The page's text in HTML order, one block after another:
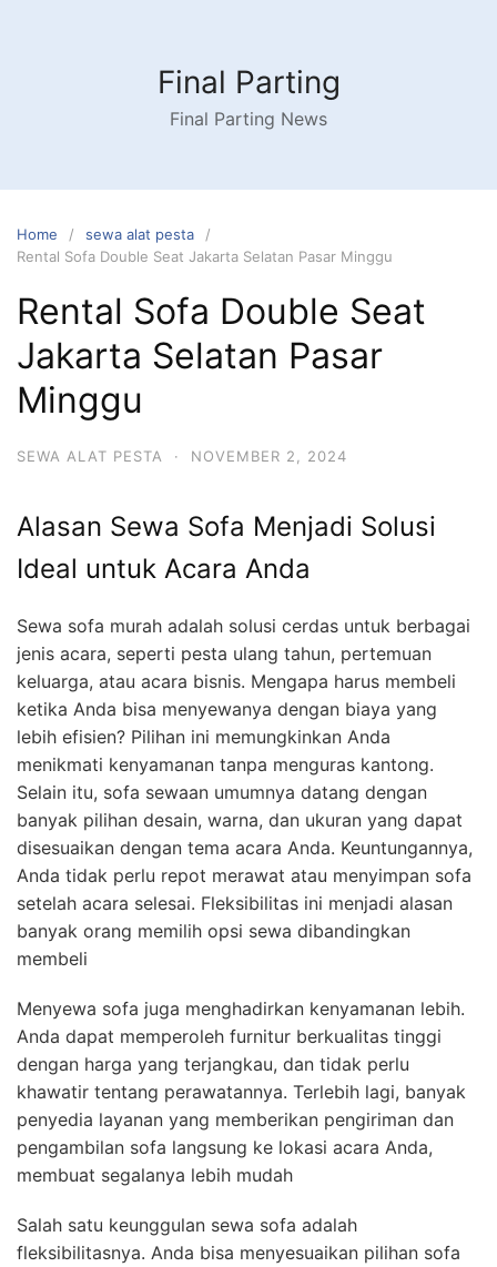
Final Parting
Final Parting News
Home
sewa alat pesta
Rental Sofa Double Seat Jakarta Selatan Pasar Minggu
Rental Sofa Double Seat
Jakarta Selatan Pasar
Minggu
SEWA ALAT PESTA · NOVEMBER 2, 2024
Alasan Sewa Sofa Menjadi Solusi
Ideal untuk Acara Anda
Sewa sofa murah adalah solusi cerdas untuk berbagai
jenis acara, seperti pesta ulang tahun, pertemuan
keluarga, atau acara bisnis. Mengapa harus membeli
ketika Anda bisa menyewanya dengan biaya yang
lebih efisien? Pilihan ini memungkinkan Anda
menikmati kenyamanan tanpa menguras kantong.
Selain itu, sofa sewaan umumnya datang dengan
banyak pilihan desain, warna, dan ukuran yang dapat
disesuaikan dengan tema acara Anda. Keuntungannya,
Anda tidak perlu repot merawat atau menyimpan sofa
setelah acara selesai. Fleksibilitas ini menjadi alasan
banyak orang memilih opsi sewa dibandingkan
membeli
Menyewa sofa juga menghadirkan kenyamanan lebih.
Anda dapat memperoleh furnitur berkualitas tinggi
dengan harga yang terjangkau, dan tidak perlu
khawatir tentang perawatannya. Terlebih lagi, banyak
penyedia layanan yang memberikan pengiriman dan
pengambilan sofa langsung ke lokasi acara Anda,
membuat segalanya lebih mudah
Salah satu keunggulan sewa sofa adalah
fleksibilitasnya. Anda bisa menyesuaikan pilihan sofa